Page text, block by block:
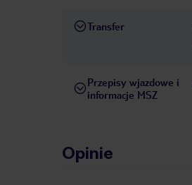
Transfer
Przepisy wjazdowe i
informacje MSZ
Opinie